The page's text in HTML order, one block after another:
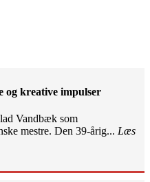
og kreative impulser
Vandbæk som
mestre. Den 39-årig... Læs